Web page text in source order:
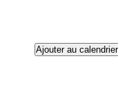
Ajouter au calendrier